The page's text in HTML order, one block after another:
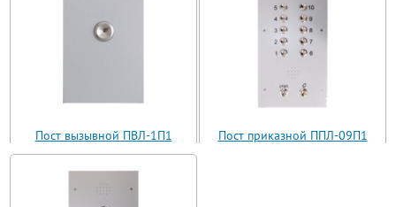
Пост вызывной ПВЛ-1П1
(ВП11-1)
Пост приказной ППЛ-09П1